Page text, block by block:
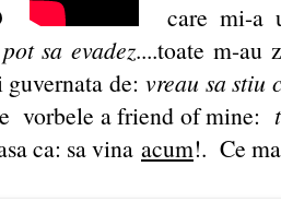
care mi-a
sa evadez....toate m-au
de: vreau sa stiu
vorbele a friend of mine:
ca: sa vina acum!. Ce